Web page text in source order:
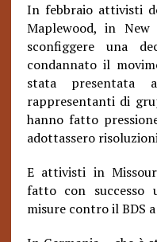
In febbraio attivisti
Maplewood, in
sconfiggere una
condannato il
stata presentata
rappresentanti di
hanno fatto
adottassero
E attivisti in
fatto con successo
misure contro il BDS